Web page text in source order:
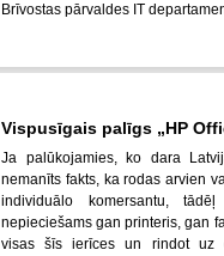
Brīvostas pārvaldes IT
Vispusīgais palīgs „HP
Ja palūkojamies, ko dara
nemanīts fakts, ka rodas arvien
individuālo komersantu,
nepieciešams gan printeris, gan
visas šīs ierīces un rindot uz